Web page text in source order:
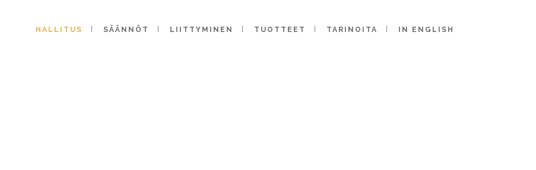
HALLITUS SÄÄNNÖT LIITTYMINEN TUOTTEET TARINOITA IN ENGLISH